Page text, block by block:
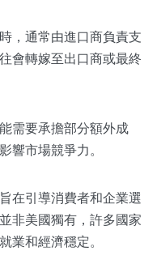
，通常由進口商負責支
會轉嫁至出口商或最終
需要承擔部分額外成
響市場競爭力。
在引導消費者和企業選
非美國獨有，許多國家
業和經濟穩定。